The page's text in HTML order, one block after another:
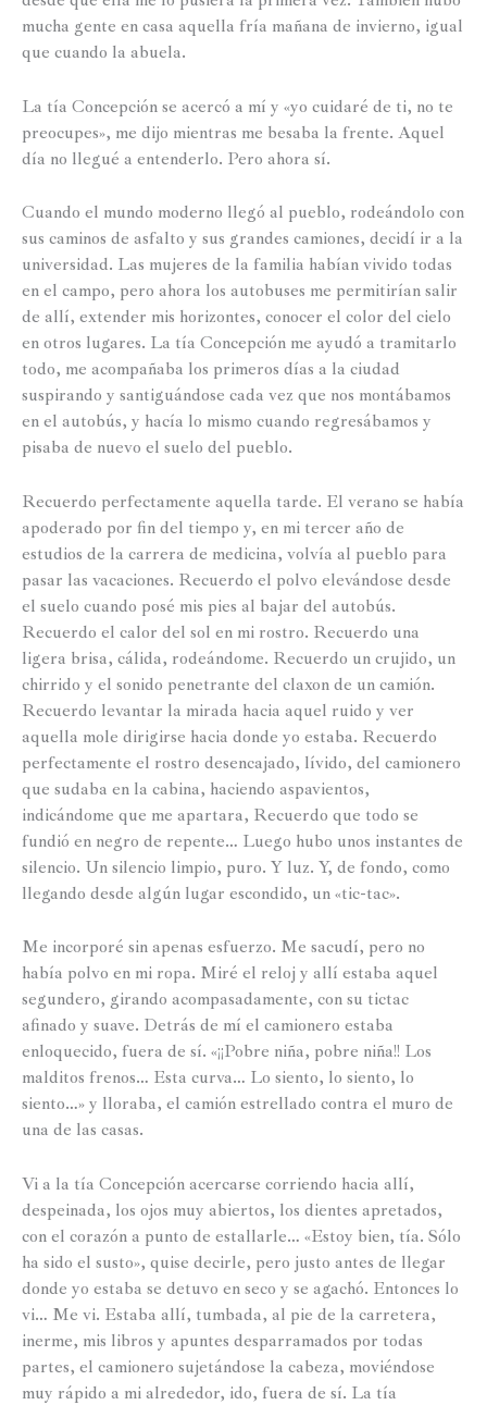
mucha gente en casa aquella fría mañana de invierno, igual
que cuando la abuela.
La tía Concepción se acercó a mí y «yo cuidaré de ti, no te
preocupes», me dijo mientras me besaba la frente. Aquel
día no llegué a entenderlo. Pero ahora sí.
Cuando el mundo moderno llegó al pueblo, rodeándolo con
sus caminos de asfalto y sus grandes camiones, decidí ir a la
universidad. Las mujeres de la familia habían vivido todas
en el campo, pero ahora los autobuses me permitirían salir
de allí, extender mis horizontes, conocer el color del cielo
en otros lugares. La tía Concepción me ayudó a tramitarlo
todo, me acompañaba los primeros días a la ciudad
suspirando y santiguándose cada vez que nos montábamos
en el autobús, y hacía lo mismo cuando regresábamos y
pisaba de nuevo el suelo del pueblo.
Recuerdo perfectamente aquella tarde. El verano se había
apoderado por fin del tiempo y, en mi tercer año de
estudios de la carrera de medicina, volvía al pueblo para
pasar las vacaciones. Recuerdo el polvo elevándose desde
el suelo cuando posé mis pies al bajar del autobús.
Recuerdo el calor del sol en mi rostro. Recuerdo una
ligera brisa, cálida, rodeándome. Recuerdo un crujido, un
chirrido y el sonido penetrante del claxon de un camión.
Recuerdo levantar la mirada hacia aquel ruido y ver
aquella mole dirigirse hacia donde yo estaba. Recuerdo
perfectamente el rostro desencajado, lívido, del camionero
que sudaba en la cabina, haciendo aspavientos,
indicándome que me apartara, Recuerdo que todo se
fundió en negro de repente… Luego hubo unos instantes de
silencio. Un silencio limpio, puro. Y luz. Y, de fondo, como
llegando desde algún lugar escondido, un «tic-tac».
Me incorporé sin apenas esfuerzo. Me sacudí, pero no
había polvo en mi ropa. Miré el reloj y allí estaba aquel
segundero, girando acompasadamente, con su tictac
afinado y suave. Detrás de mí el camionero estaba
enloquecido, fuera de sí. «¡¡Pobre niña, pobre niña!! Los
malditos frenos… Esta curva… Lo siento, lo siento, lo
siento…» y lloraba, el camión estrellado contra el muro de
una de las casas.
Vi a la tía Concepción acercarse corriendo hacia allí,
despeinada, los ojos muy abiertos, los dientes apretados,
con el corazón a punto de estallarle… «Estoy bien, tía. Sólo
ha sido el susto», quise decirle, pero justo antes de llegar
donde yo estaba se detuvo en seco y se agachó. Entonces lo
vi… Me vi. Estaba allí, tumbada, al pie de la carretera,
inerme, mis libros y apuntes desparramados por todas
partes, el camionero sujetándose la cabeza, moviéndose
muy rápido a mi alrededor, ido, fuera de sí. La tía